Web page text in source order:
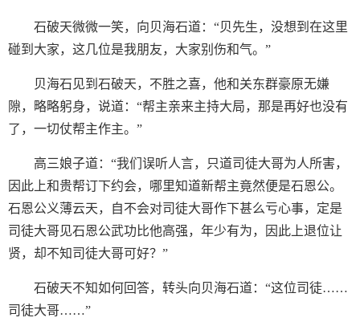
石破天微微一笑，向贝海石道：“贝先生，没想到在这里
碰到大家，这几位是我朋友，大家别伤和气。”
贝海石见到石破天，不胜之喜，他和关东群豪原无嫌
隙，略略躬身，说道：“帮主亲来主持大局，那是再好也没有
了，一切仗帮主作主。”
高三娘子道：“我们误听人言，只道司徒大哥为人所害，
因此上和贵帮订下约会，哪里知道新帮主竟然便是石恩公。
石恩公义薄云天，自不会对司徒大哥作下甚么亏心事，定是
司徒大哥见石恩公武功比他高强，年少有为，因此上退位让
贤，却不知司徒大哥可好？”
石破天不知如何回答，转头向贝海石道：“这位司徒……
司徒大哥……”